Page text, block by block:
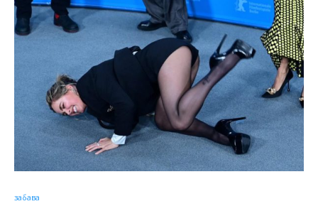
забава